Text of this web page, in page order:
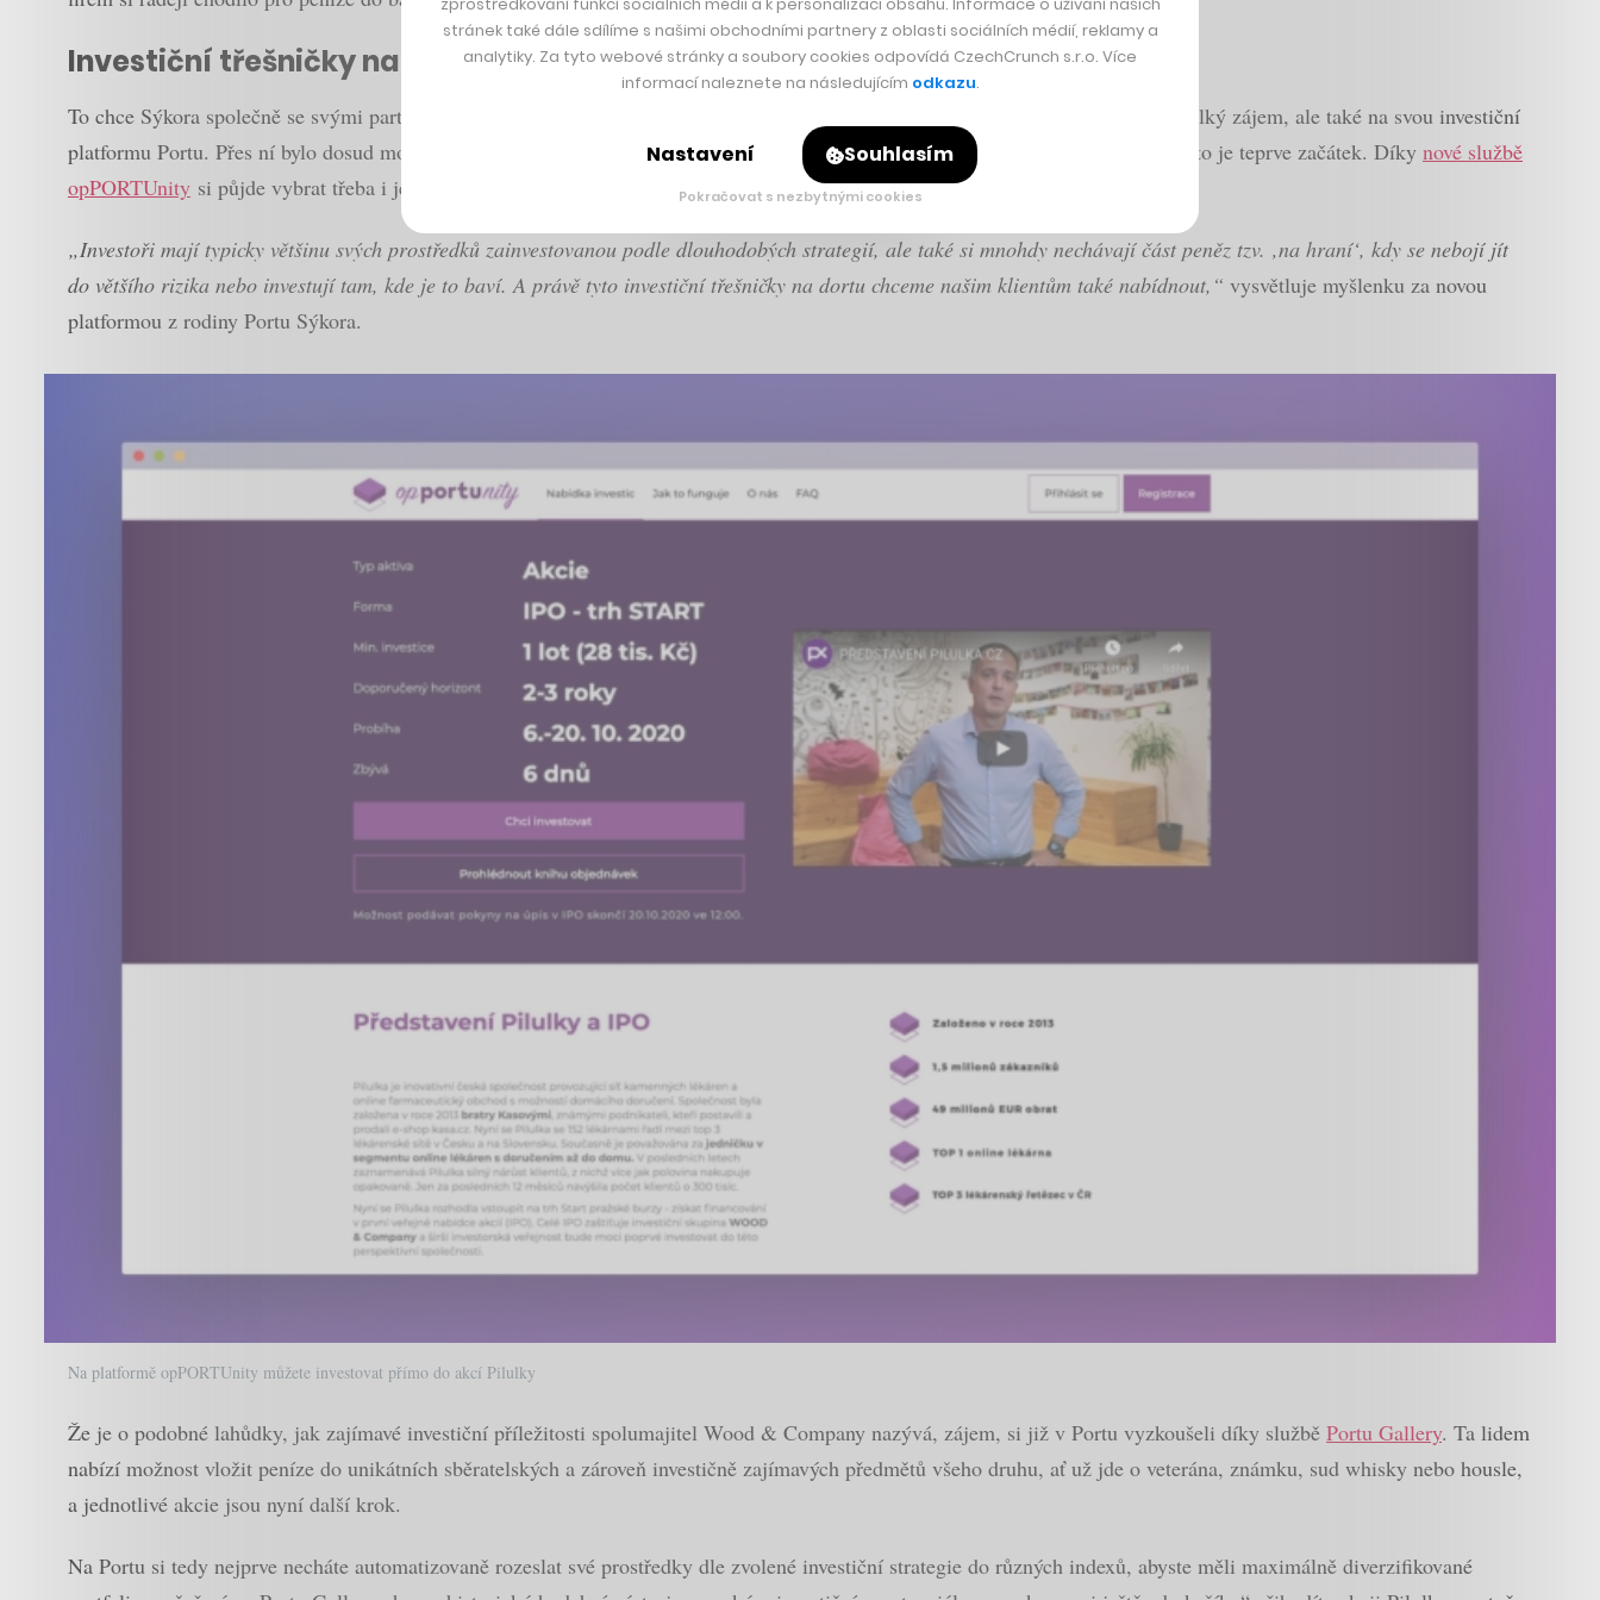
Investiční třešničky na dortu
To chce Sýkora společně se svými partnery ve Wood & Company změnit a nesází při tom jen na Pilulku, o kterou mají investoři velký zájem, ale také na svou investiční
platformu Portu. Přes ní bylo dosud možné především automatizovaně investovat své prostředky do různých indexů skrze ETF, ale to je teprve začátek. Díky nové službě
opPORTUnity si půjde vybrat třeba i jednotlivé akcie nebo jiné netradiční investiční příležitosti.
„Investoři mají typicky většinu svých prostředků zainvestovanou podle dlouhodobých strategií, ale také si mnohdy nechávají část peněz tzv. ‚na hraní‘, kdy se nebojí jít
do většího rizika nebo investují tam, kde je to baví. A právě tyto investiční třešničky na dortu chceme našim klientům také nabídnout,“ vysvětluje myšlenku za novou
platformou z rodiny Portu Sýkora.
Na platformě opPORTUnity můžete investovat přímo do akcí Pilulky
Že je o podobné lahůdky, jak zajímavé investiční příležitosti spolumajitel Wood & Company nazývá, zájem, si již v Portu vyzkoušeli díky službě Portu Gallery. Ta lidem
nabízí možnost vložit peníze do unikátních sběratelských a zároveň investičně zajímavých předmětů všeho druhu, ať už jde o veterána, známku, sud whisky nebo housle,
a jednotlivé akcie jsou nyní další krok.
Na Portu si tedy nejprve necháte automatizovaně rozeslat své prostředky dle zvolené investiční strategie do různých indexů, abyste měli maximálně diverzifikované
stránek také dále sdílíme s našimi obchodními partnery z oblasti sociálních médií, reklamy a
analytiky. Za tyto webové stránky a soubory cookies odpovídá CzechCrunch s.r.o. Více
informací naleznete na následujícím odkazu.
Nastavení Souhlasím
Pokračovat s nezbytnými cookies